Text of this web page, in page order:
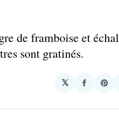
de framboise et
sont gratinés.
𝕏